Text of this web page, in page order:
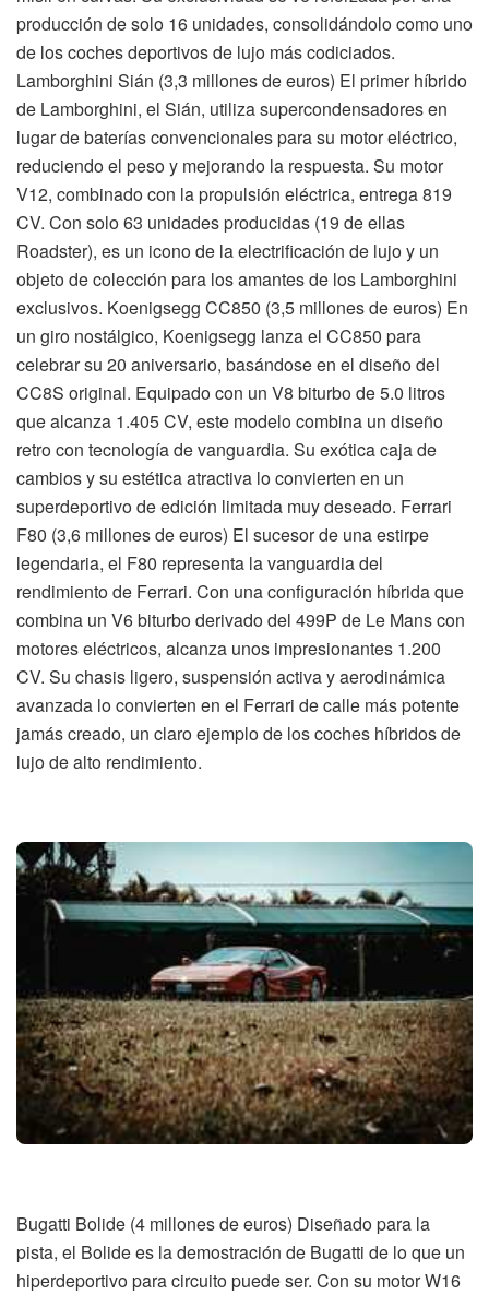
producción de solo 16 unidades, consolidándolo como uno
de los coches deportivos de lujo más codiciados.
Lamborghini Sián (3,3 millones de euros) El primer híbrido
de Lamborghini, el Sián, utiliza supercondensadores en
lugar de baterías convencionales para su motor eléctrico,
reduciendo el peso y mejorando la respuesta. Su motor
V12, combinado con la propulsión eléctrica, entrega 819
CV. Con solo 63 unidades producidas (19 de ellas
Roadster), es un icono de la electrificación de lujo y un
objeto de colección para los amantes de los Lamborghini
exclusivos. Koenigsegg CC850 (3,5 millones de euros) En
un giro nostálgico, Koenigsegg lanza el CC850 para
celebrar su 20 aniversario, basándose en el diseño del
CC8S original. Equipado con un V8 biturbo de 5.0 litros
que alcanza 1.405 CV, este modelo combina un diseño
retro con tecnología de vanguardia. Su exótica caja de
cambios y su estética atractiva lo convierten en un
superdeportivo de edición limitada muy deseado. Ferrari
F80 (3,6 millones de euros) El sucesor de una estirpe
legendaria, el F80 representa la vanguardia del
rendimiento de Ferrari. Con una configuración híbrida que
combina un V6 biturbo derivado del 499P de Le Mans con
motores eléctricos, alcanza unos impresionantes 1.200
CV. Su chasis ligero, suspensión activa y aerodinámica
avanzada lo convierten en el Ferrari de calle más potente
jamás creado, un claro ejemplo de los coches híbridos de
lujo de alto rendimiento.
Bugatti Bolide (4 millones de euros) Diseñado para la
pista, el Bolide es la demostración de Bugatti de lo que un
hiperdeportivo para circuito puede ser. Con su motor W16